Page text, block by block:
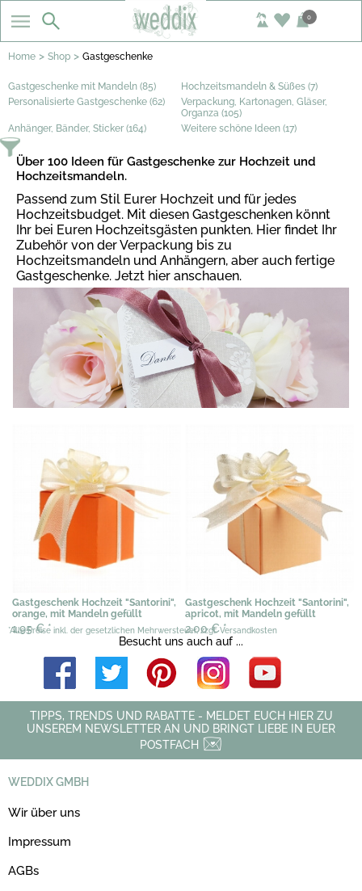
0
Home > Shop > Gastgeschenke
Gastgeschenke mit Mandeln (85)
Hochzeitsmandeln & Süßes (7)
Personalisierte Gastgeschenke (62)
Verpackung, Kartonagen, Gläser,
Organza (105)
Anhänger, Bänder, Sticker (164)
Weitere schöne Ideen (17)
Über 100 Ideen für Gastgeschenke zur Hochzeit und
Hochzeitsmandeln.
Passend zum Stil Eurer Hochzeit und für jedes
Hochzeitsbudget. Mit diesen Gastgeschenken könnt
Ihr bei Euren Hochzeitsgästen punkten. Hier findet Ihr
Zubehör von der Verpackung bis zu
Hochzeitsmandeln und Anhängern, aber auch fertige
Gastgeschenke. Jetzt hier anschauen.
Gastgeschenk Hochzeit "Santorini",
orange, mit Mandeln gefüllt
1,95 €*
Gastgeschenk Hochzeit "Santorini",
apricot, mit Mandeln gefüllt
2,00 €*
*Alle Preise inkl. der gesetzlichen Mehrwersteuer, zzgl. Versandkosten
Besucht uns auch auf ...
TIPPS, TRENDS UND RABATTE - MELDET EUCH HIER ZU
UNSEREM NEWSLETTER AN UND BRINGT LIEBE IN EUER
POSTFACH
WEDDIX GMBH
Wir über uns
Impressum
AGBs